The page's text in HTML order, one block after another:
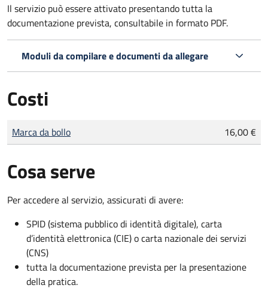
Il servizio può essere attivato presentando tutta la
documentazione prevista, consultabile in formato PDF.
Moduli da compilare e documenti da allegare
Costi
Tipo di pagamento
Importo
Marca da bollo 16,00 €
Cosa serve
Per accedere al servizio, assicurati di avere:
SPID (sistema pubblico di identità digitale), carta
d’identità elettronica (CIE) o carta nazionale dei servizi
(CNS)
tutta la documentazione prevista per la presentazione
della pratica.